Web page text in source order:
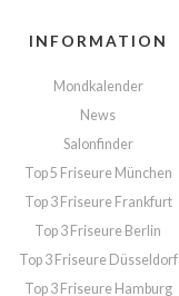
INFORMATION
Mondkalender
News
Salonfinder
Top 5 Friseure München
Top 3 Friseure Frankfurt
Top 3 Friseure Berlin
Top 3 Friseure Düsseldorf
Top 3 Friseure Hamburg